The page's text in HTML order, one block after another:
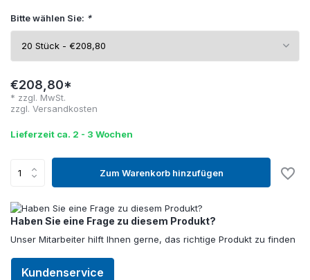
Bitte wählen Sie: *
€208,80*
* zzgl. MwSt.
zzgl. Versandkosten
Lieferzeit ca. 2 - 3 Wochen
Zum Warenkorb hinzufügen
Haben Sie eine Frage zu diesem Produkt?
Unser Mitarbeiter hilft Ihnen gerne, das richtige Produkt zu finden
Kundenservice